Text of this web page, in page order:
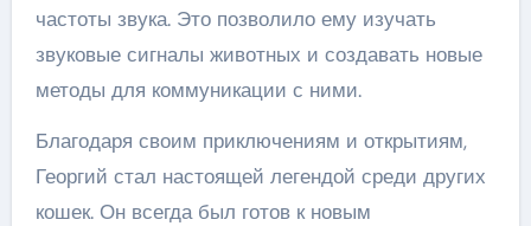
частоты звука. Это позволило ему изучать
звуковые сигналы животных и создавать новые
методы для коммуникации с ними.
Благодаря своим приключениям и открытиям,
Георгий стал настоящей легендой среди других
кошек. Он всегда был готов к новым